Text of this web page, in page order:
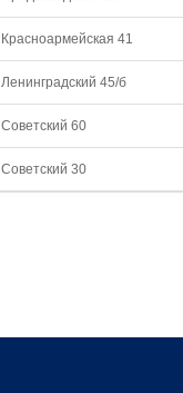
Красноармейская 41
Ленинградский 45/б
Советский 60
Советский 30